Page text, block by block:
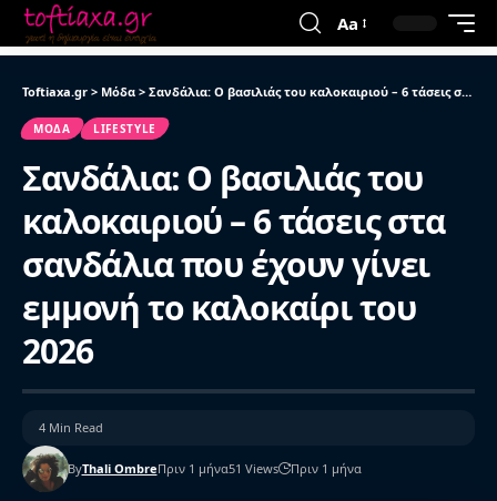
Aa
Toftiaxa.gr > Μόδα > Σανδάλια: Ο βασιλιάς του καλοκαιριού – 6 τάσεις στα σανδάλια που έχουν γίνει εμμονή το καλοκαίρι του 2026
ΜΌΔΑ LIFESTYLE
Σανδάλια: Ο βασιλιάς του
καλοκαιριού – 6 τάσεις στα
σανδάλια που έχουν γίνει
εμμονή το καλοκαίρι του
2026
ByThali OmbreΠριν 1 μήνα51 Views Πριν 1 μήνα
4 Min Read